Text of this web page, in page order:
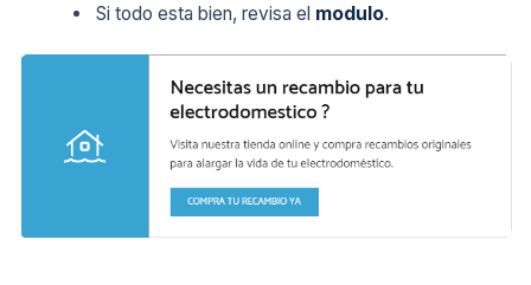
Si todo esta bien, revisa el modulo.